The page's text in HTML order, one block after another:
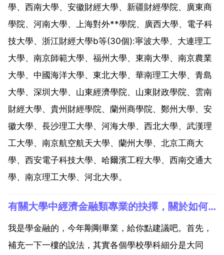
學、西南大學、安徽財經大學、新疆財經學院、廣東商
學院、河南大學、上海對外**學院、廣西大學、電子科
技大學、浙江財經大學b等(30個):寧波大學、大連理工
大學、南京師範大學、福州大學、東南大學、南京農業
大學、中國海洋大學、東北大學、華南理工大學、青島
大學、深圳大學、山東經濟學院、山東財政學院、雲南
財經大學、貴州財經學院、蘭州商學院、鄭州大學、安
徽大學、長沙理工大學、河海大學、西北大學、武漢理
工大學、南京航空航天大學、蘭州大學、北京工商大
學、西安電子科技大學、哈爾濱工程大學、西南交通大
學、南京理工大學、河北大學。
有關大學中經濟金融類專業的抉擇，關於如何選擇財經金融類專業
我是學金融的，今年剛剛畢業，給你點建議吧。首先，
補充一下一樓的說法，其實各個學校學科細分是大同